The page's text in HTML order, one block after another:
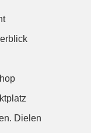
Dielen